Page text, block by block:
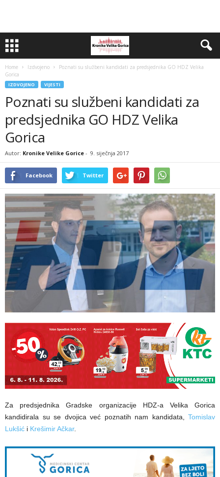
Home Izdvojeno
Poznati su službeni kandidati za predsjednika GO HDZ Velika
Gorica
IZDVOJENO VIJESTI
Poznati su službeni kandidati za
predsjednika GO HDZ Velika
Gorica
Autor: Kronike Velike Gorice - 9. siječnja 2017
Facebook Twitter
Za predsjednika Gradske organizacije HDZ-a Velika Gorica
kandidirala su se dvojica već poznatih nam kandidata, Tomislav
Lukšić i Krešimir Ačkar.